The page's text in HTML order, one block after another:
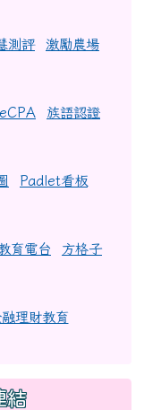
測評 激勵農場
族語認證
Padlet看板
育電台 方格子
理財教育
結